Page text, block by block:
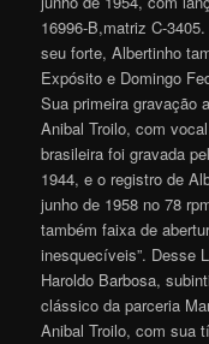
16996-B,matriz C-
seu forte, Albertinho
Expósito e Domingo
Sua primeira gravação
Anibal Troilo, com
brasileira foi gravada
1944, e o registro de
junho de 1958 no 78
também faixa de
inesquecíveis”. Desse
Haroldo Barbosa,
clássico da parceria
Anibal Troilo, com sua